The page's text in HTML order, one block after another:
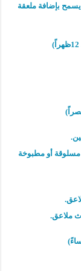
بإضافة ملعقة
أو مطبوخة
ملاعق.